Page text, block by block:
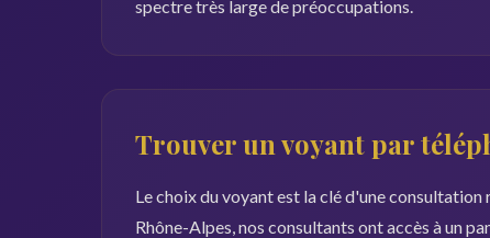
spectre très large de préoccupations.
Trouver un voyant par
Le choix du voyant est la clé d'une
Rhône-Alpes, nos consultants ont accès à un